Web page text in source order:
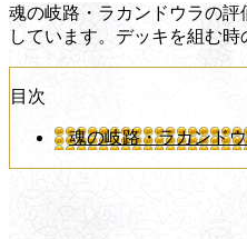
魂の岐路・ラカンドウラの
しています。デッキを組む時
目次
魂の岐路・ラカンド